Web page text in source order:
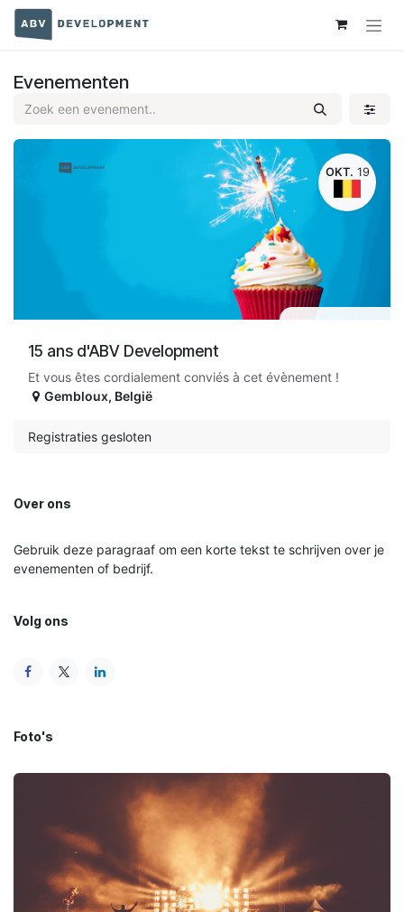
Overslaan naar inhoud
Evenementen
OKT. 19
15 ans d'ABV Development
Et vous êtes cordialement conviés à cet évènement !
Gembloux, België
Registraties gesloten
Over ons
Gebruik deze paragraaf om een korte tekst te schrijven over je
evenementen of bedrijf.
Volg ons
Foto's